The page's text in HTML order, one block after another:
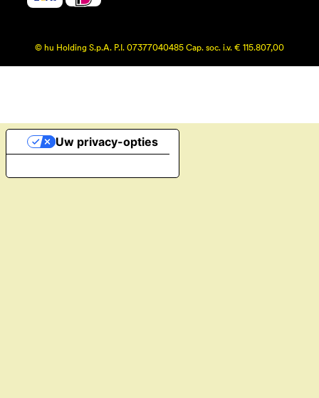
© hu Holding S.p.A. P.I. 07377040485 Cap. soc. i.v. € 115.807,00
Uw privacy-opties